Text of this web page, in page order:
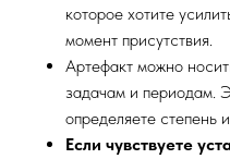
которое хотите
момент присутствия.
Артефакт можно
задачам и периодам.
определяете степень
Если чувствуете